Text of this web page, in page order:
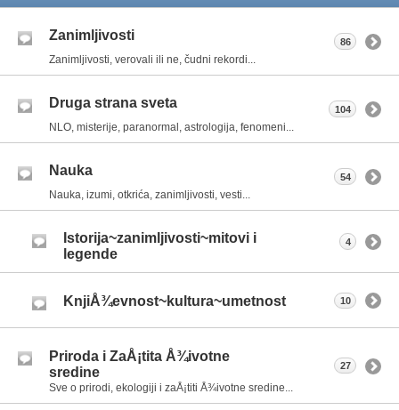
Zanimljivosti
Zanimljivosti, verovali ili ne, čudni rekordi...
86
Druga strana sveta
NLO, misterije, paranormal, astrologija, fenomeni...
104
Nauka
Nauka, izumi, otkrića, zanimljivosti, vesti...
54
Istorija~zanimljivosti~mitovi i
legende
4
KnjiÅ¾evnost~kultura~umetnost 10
Priroda i ZaÅ¡tita Å¾ivotne
sredine
Sve o prirodi, ekologiji i zaÅ¡titi Å¾ivotne sredine...
27